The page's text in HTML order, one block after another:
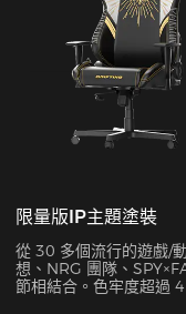
限量版IP主題塗裝
從 30 多個流行的遊戲/
想、NRG 團隊、
節相結合。色牢度超過